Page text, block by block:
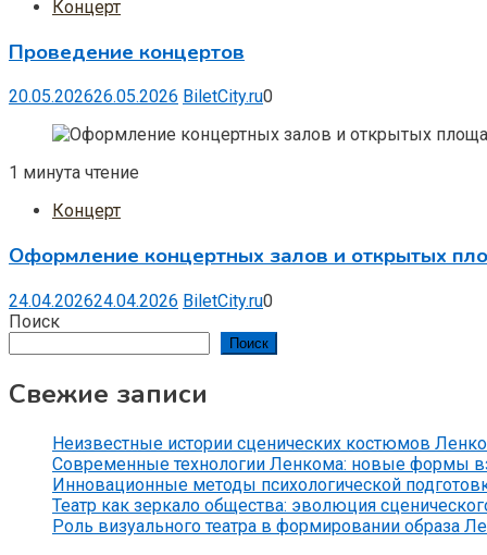
Концерт
Проведение концертов
20.05.202626.05.2026 BiletCity.ru0
1 минута чтение
Концерт
Оформление концертных залов и открытых
24.04.202624.04.2026 BiletCity.ru0
Поиск
Поиск
Свежие записи
Неизвестные истории сценических костюмов
Современные технологии Ленкома: новые формы
Инновационные методы психологической
Театр как зеркало общества: эволюция
Роль визуального театра в формировании образа